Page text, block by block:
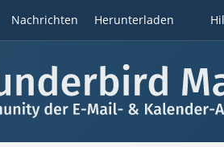
Nachrichten Herunterladen